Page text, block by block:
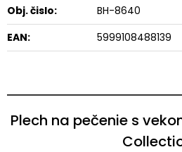
Obj. čislo:
BH-8640
EAN:
5999108488139
Plech na pečenie s